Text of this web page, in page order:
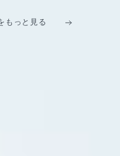
もっと見る